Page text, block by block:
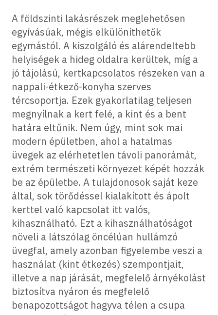
A földszinti lakásrészek meglehetősen
egyívásúak, mégis elkülöníthetők
egymástól. A kiszolgáló és alárendeltebb
helyiségek a hideg oldalra kerültek, míg a
jó tájolású, kertkapcsolatos részeken van a
nappali-étkező-konyha szerves
tércsoportja. Ezek gyakorlatilag teljesen
megnyílnak a kert felé, a kint és a bent
határa eltűnik. Nem úgy, mint sok mai
modern épületben, ahol a hatalmas
üvegek az elérhetetlen távoli panorámát,
extrém természeti környezet képét hozzák
be az épületbe. A tulajdonosok saját keze
által, sok törődéssel kialakított és ápolt
kerttel való kapcsolat itt valós,
kihasználható. Ezt a kihasználhatóságot
növeli a látszólag öncélúan hullámzó
üvegfal, amely azonban figyelembe veszi a
használat (kint étkezés) szempontjait,
illetve a nap járását, megfelelő árnyékolást
biztosítva nyáron és megfelelő
benapozottságot hagyva télen a csupa